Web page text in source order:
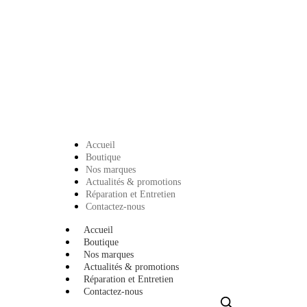
Accueil
Boutique
Nos marques
Actualités & promotions
Réparation et Entretien
Contactez-nous
Accueil
Boutique
Nos marques
Actualités & promotions
Réparation et Entretien
Contactez-nous